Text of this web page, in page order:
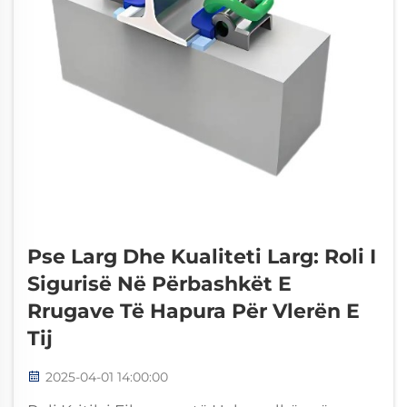
Pse Larg Dhe Kualiteti Larg: Roli I
Sigurisë Në Përbashkët E
Rrugave Të Hapura Për Vlerën E
Tij
2025-04-01 14:00:00